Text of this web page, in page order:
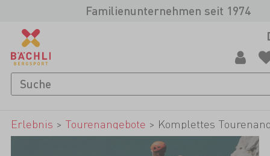
Familienunternehmen seit 1974
Erlebnis > Tourenangebote > Komplettes